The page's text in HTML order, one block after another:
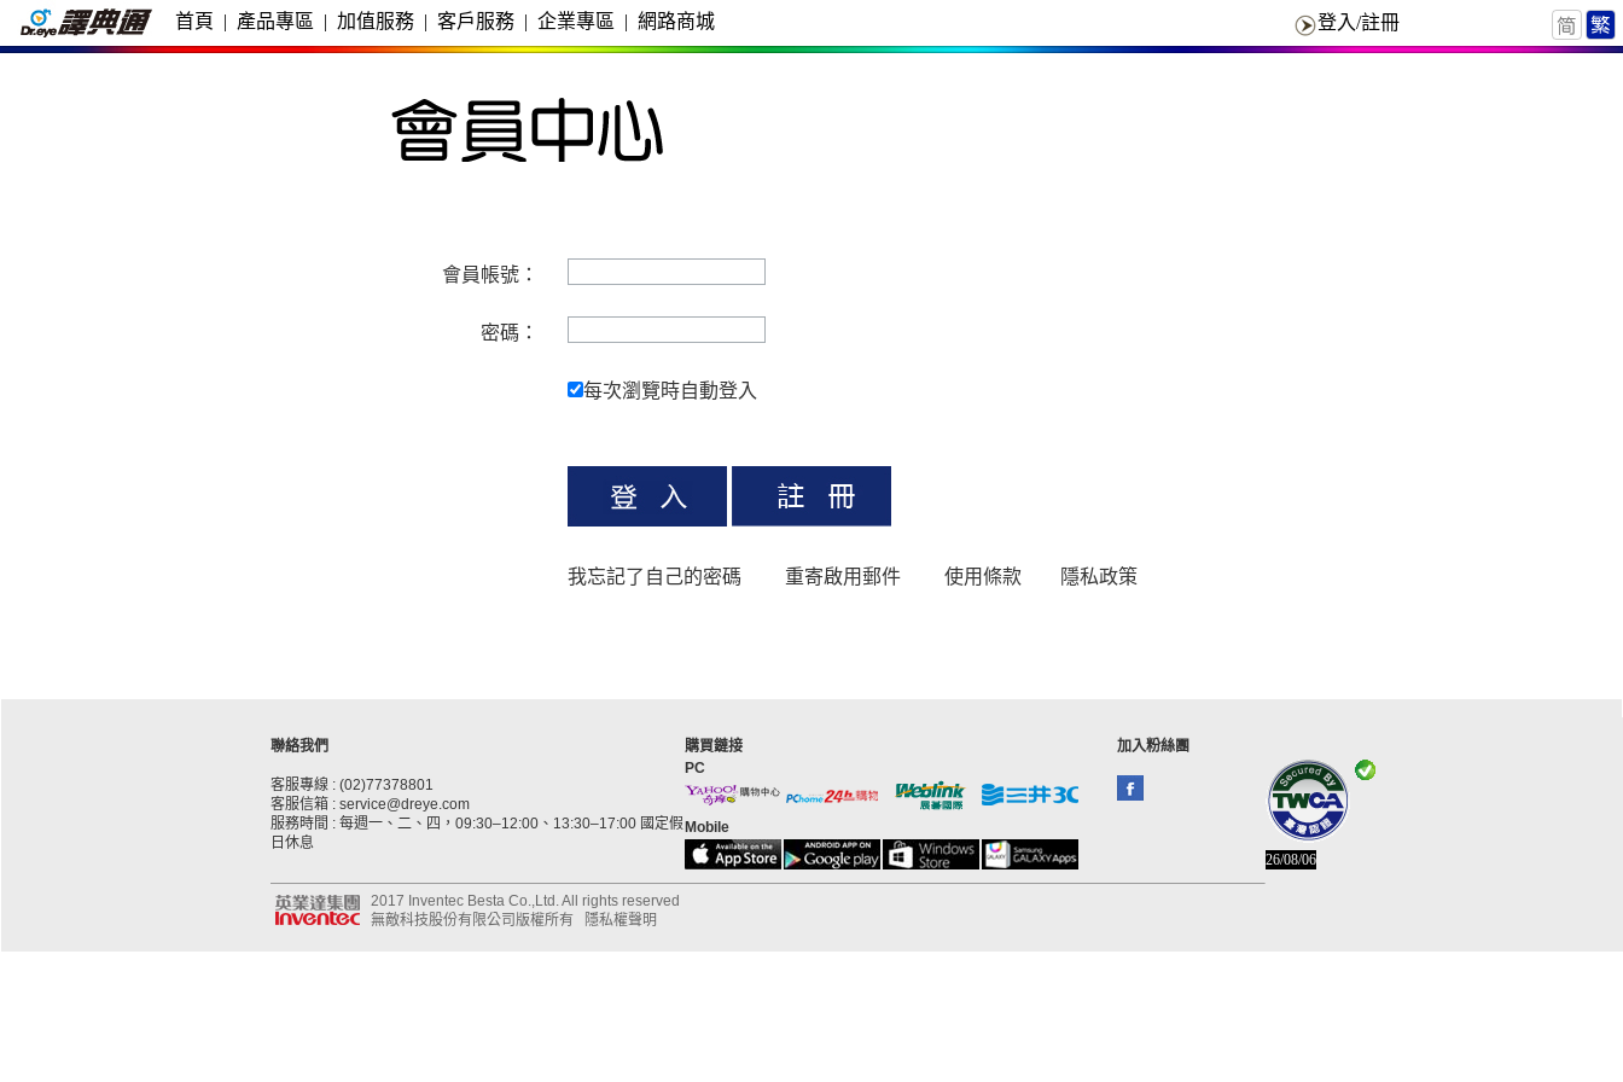
首頁 | 產品專區 | 加值服務 | 客戶服務 | 企業專區 | 網路商城 登入/註冊
會員帳號：
密碼：
每次瀏覽時自動登入
我忘記了自己的密碼 重寄啟用郵件 使用條款 隱私政策
聯絡我們
客服專線 : (02)77378801
客服信箱 : service@dreye.com
服務時間 : 每週一、二、四，09:30–12:00、13:30–17:00 國定假
日休息
購買鏈接
PC
Mobile
加入粉絲團
26/08/06
2017 Inventec Besta Co.,Ltd. All rights reserved
無敵科技股份有限公司版權所有
隱私權聲明